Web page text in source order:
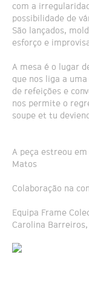
com a
possibilidade de
São lançados,
esforço e
A mesa é o lugar
que nos liga a
de refeições e
nos permite o
soupe et tu
A peça estreou
Matos
Colaboração na
Equipa Frame
Carolina